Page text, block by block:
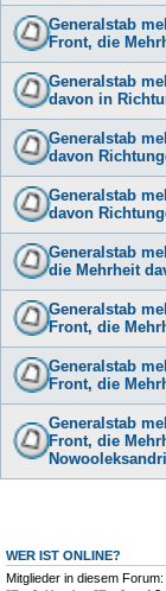
Generalstab
Front, die
Generalstab
davon in
Generalstab
davon
Generalstab
davon
Generalstab
die Mehrheit
Generalstab
Front, die
Generalstab
Front, die
Generalstab
Front, die
WER IST ONLINE?
Mitglieder in diesem Forum: